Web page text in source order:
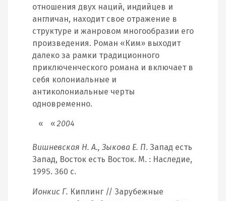
отношения двух наций, индийцев и
англичан, находит свое отражение в
структуре и жанровом многообразии его
произведения. Роман «Ким» выходит
далеко за рамки традиционного
приключенческого романа и включает в
себя колониальные и
антиколониальные черты
одновременно.
2004
Вишневская Н. А., Зыкова Е. П. Запад есть
Запад, Восток есть Восток. М. : Наследие,
1995. 360 с.
Ионкис Г. Киплинг // Зарубежные